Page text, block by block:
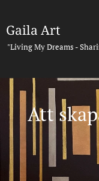
Gaila Art
"Living My Dreams -
Att